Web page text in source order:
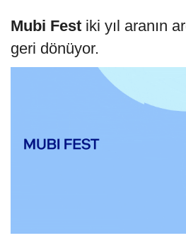
Mubi Fest iki yıl aranın
geri dönüyor.